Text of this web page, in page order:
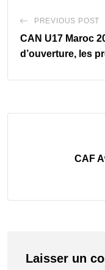
PREVIOUS POST
CAN U17 Maroc
d’ouverture, les
CAF
Laisser un